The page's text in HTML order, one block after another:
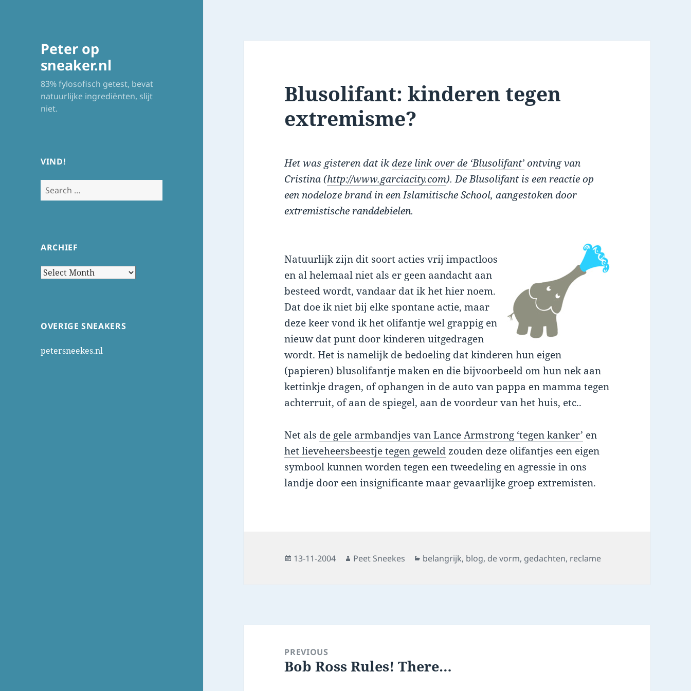
Peter op
sneaker.nl
83% fylosofisch getest, bevat
natuurlijke ingrediënten, slijt
niet.
VIND!
Search
for:
ARCHIEF
Archief
OVERIGE SNEAKERS
petersneekes.nl
Blusolifant: kinderen tegen
extremisme?
Het was gisteren dat ikdeze link over de ‘Blusolifant’ontving van
Cristina (http://www.garciacity.com). De Blusolifant is een reactie op
een nodeloze brand in een Islamitische School, aangestoken door
extremistischeranddebielen.
Natuurlijk zijn dit soort acties vrij impactloos
en al helemaal niet als er geen aandacht aan
besteed wordt, vandaar dat ik het hier noem.
Dat doe ik niet bij elke spontane actie, maar
deze keer vond ik het olifantje wel grappig en
nieuw dat punt door kinderen uitgedragen
wordt. Het is namelijk de bedoeling dat kinderen hun eigen
(papieren) blusolifantje maken en die bijvoorbeeld om hun nek aan
kettinkje dragen, of ophangen in de auto van pappa en mamma tegen
achterruit, of aan de spiegel, aan de voordeur van het huis, etc..
Net als de gele armbandjes van Lance Armstrong ‘tegen kanker’ en
het lieveheersbeestje tegen geweldzouden deze olifantjes een eigen
symbool kunnen worden tegen een tweedeling en agressie in ons
landje door een insignificante maar gevaarlijke groep extremisten.
Posted
13-11-2004 Author
Peet Sneekes Categories
belangrijk, blog, de vorm, gedachten, reclame
navigationPREVIOUS
Previous
Bob Ross Rules! There…